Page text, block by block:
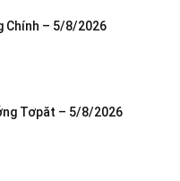
Chính – 5/8/2026
Tơpăt – 5/8/2026